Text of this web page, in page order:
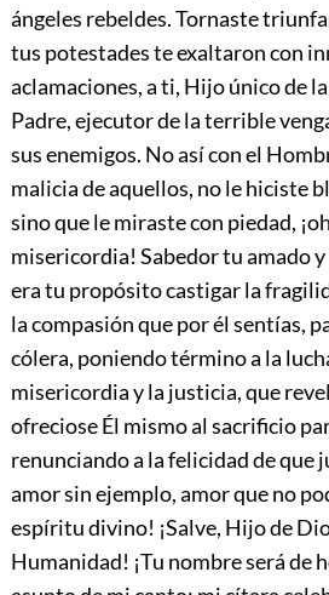
ángeles rebeldes. Tornaste
tus potestades te exaltaron con
aclamaciones, a ti, Hijo único de
Padre, ejecutor de la terrible
sus enemigos. No así con el
malicia de aquellos, no le hiciste
sino que le miraste con piedad,
misericordia! Sabedor tu amado
era tu propósito castigar la
la compasión que por él sentías,
cólera, poniendo término a la
misericordia y la justicia, que
ofreciose Él mismo al sacrificio
renunciando a la felicidad de que
amor sin ejemplo, amor que no
espíritu divino! ¡Salve, Hijo de
Humanidad! ¡Tu nombre será de